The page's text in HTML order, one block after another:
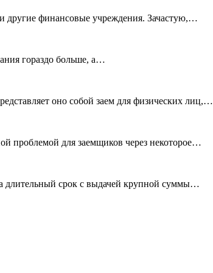
другие финансовые учреждения. Зачастую,…
гораздо больше, а…
оно собой заем для физических лиц,…
проблемой для заемщиков через некоторое…
длительный срок с выдачей крупной суммы…